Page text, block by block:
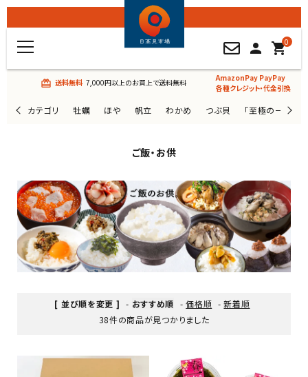
person 0
shopping_cart
card_giftcard 送料無料 7,000円以上のお買上で送料無料
AmazonPay PayPay
各種クレジット・代金引換
カテゴリ 牡蠣 ほや 帆立 わかめ つぶ貝 「至極の一杯」
ご飯・お供
[ 並び順を変更 ] - おすすめ順 -価格順 -新着順
38件の商品が見つかりました